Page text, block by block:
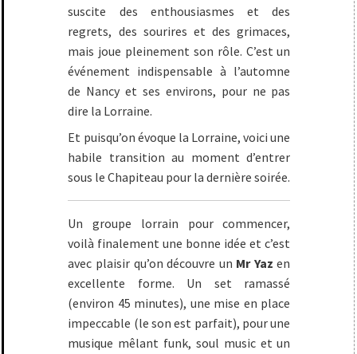
suscite des enthousiasmes et des
regrets, des sourires et des grimaces,
mais joue pleinement son rôle. C’est un
événement indispensable à l’automne
de Nancy et ses environs, pour ne pas
dire la Lorraine.
Et puisqu’on évoque la Lorraine, voici une
habile transition au moment d’entrer
sous le Chapiteau pour la dernière soirée.
Un groupe lorrain pour commencer,
voilà finalement une bonne idée et c’est
avec plaisir qu’on découvre un Mr Yaz en
excellente forme. Un set ramassé
(environ 45 minutes), une mise en place
impeccable (le son est parfait), pour une
musique mêlant funk, soul music et un